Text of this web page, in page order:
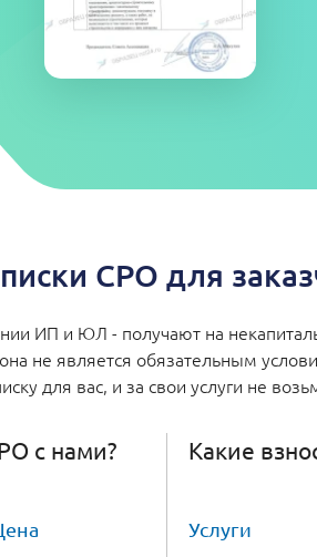
СРО для
ИП и ЮЛ - получают на
не является обязательным
для вас, и за свои услуги не
с нами? Какие
Услуги